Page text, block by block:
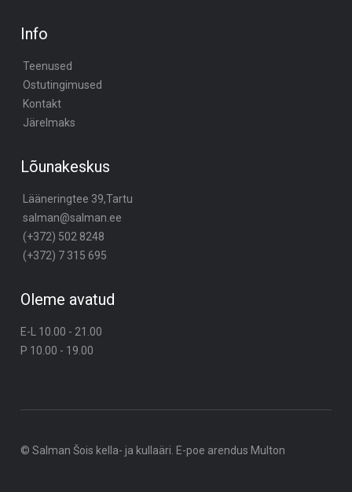
Info
Teenused
Ostutingimused
Kontakt
Järelmaks
Lõunakeskus
Lääneringtee 39,Tartu
salman@salman.ee
(+372) 502 8248
(+372) 7 315 695
Oleme avatud
E-L 10.00 - 21.00
P 10.00 - 19.00
© Salman Šois kella- ja kullaäri. E-poe arendus Multon